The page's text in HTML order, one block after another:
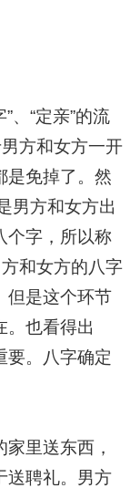
、“定亲”的流
方和女方一开
是免掉了。然
男方和女方出
个字，所以称
和女方的八字
但是这个环节
。也看得出
要。八字确定
里送东西，
送聘礼。男方